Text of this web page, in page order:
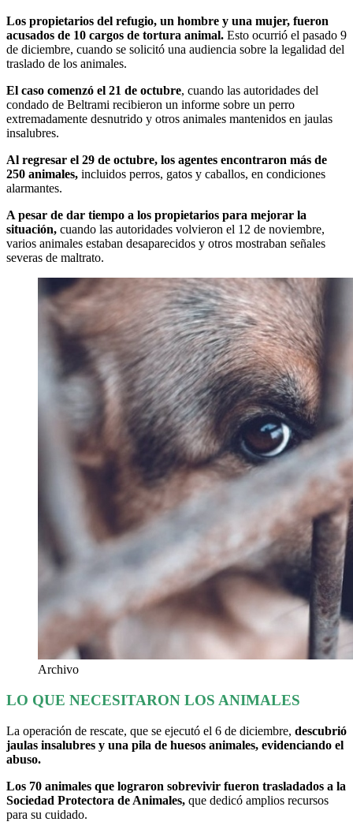
Los propietarios del refugio, un hombre y una mujer, fueron
acusados de 10 cargos de tortura animal. Esto ocurrió el pasado 9
de diciembre, cuando se solicitó una audiencia sobre la legalidad del
traslado de los animales.
El caso comenzó el 21 de octubre, cuando las autoridades del
condado de Beltrami recibieron un informe sobre un perro
extremadamente desnutrido y otros animales mantenidos en jaulas
insalubres.
Al regresar el 29 de octubre, los agentes encontraron más de
250 animales, incluidos perros, gatos y caballos, en condiciones
alarmantes.
A pesar de dar tiempo a los propietarios para mejorar la
situación, cuando las autoridades volvieron el 12 de noviembre,
varios animales estaban desaparecidos y otros mostraban señales
severas de maltrato.
Archivo
LO QUE NECESITARON LOS ANIMALES
La operación de rescate, que se ejecutó el 6 de diciembre, descubrió
jaulas insalubres y una pila de huesos animales, evidenciando el
abuso.
Los 70 animales que lograron sobrevivir fueron trasladados a la
Sociedad Protectora de Animales, que dedicó amplios recursos
para su cuidado.